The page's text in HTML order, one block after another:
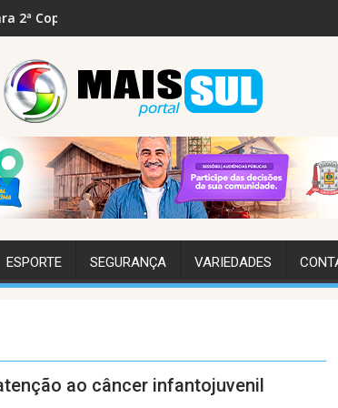
Bocha em setembro
Galló e presidente da Catarinense são atrações
ESPORTE SEGURANÇA VARIEDADES
ao câncer infantojuvenil